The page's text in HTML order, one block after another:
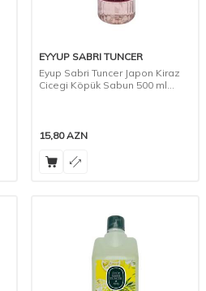
EYYUP SABRI TUNCER
Eyup Sabri Tuncer Japon Kiraz
Cicegi Köpük Sabun 500 ml
15,80AZN